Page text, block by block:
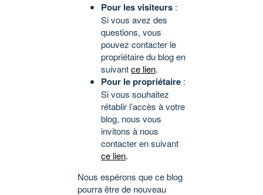
Pour les visiteurs :
Si vous avez des
questions, vous
pouvez contacter le
propriétaire du blog en
suivantce lien.
Pour le propriétaire :
Si vous souhaitez
rétablir l’accès à votre
blog, nous vous
invitons à nous
contacter en suivant
ce lien.
Nous espérons que ce blog
pourra être de nouveau